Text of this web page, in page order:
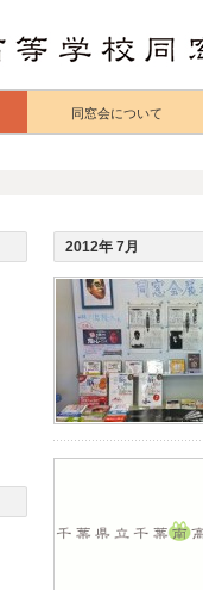
同窓会について
2012年 7月